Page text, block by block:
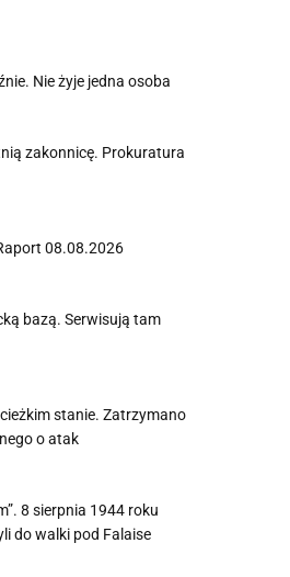
Nie żyje jedna osoba
zakonnicę. Prokuratura
08.08.2026
bazą. Serwisują tam
stanie. Zatrzymano
o atak
8 sierpnia 1944 roku
do walki pod Falaise